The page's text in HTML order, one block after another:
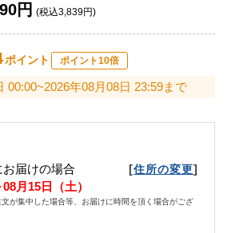
円 (税込3,839円)
ポイント ポイント10倍
00:00~2026年08月08日 23:59まで
お届けの場合 [住所の変更]
月15日（土）
が集中した場合等、お届けに時間を頂く場合がござ